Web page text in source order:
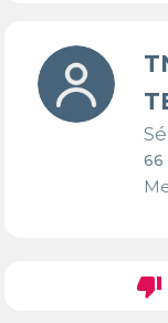
66
thumb_down